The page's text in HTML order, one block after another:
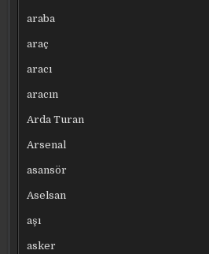
araba
araç
aracı
aracın
Arda Turan
Arsenal
asansör
Aselsan
aşı
asker